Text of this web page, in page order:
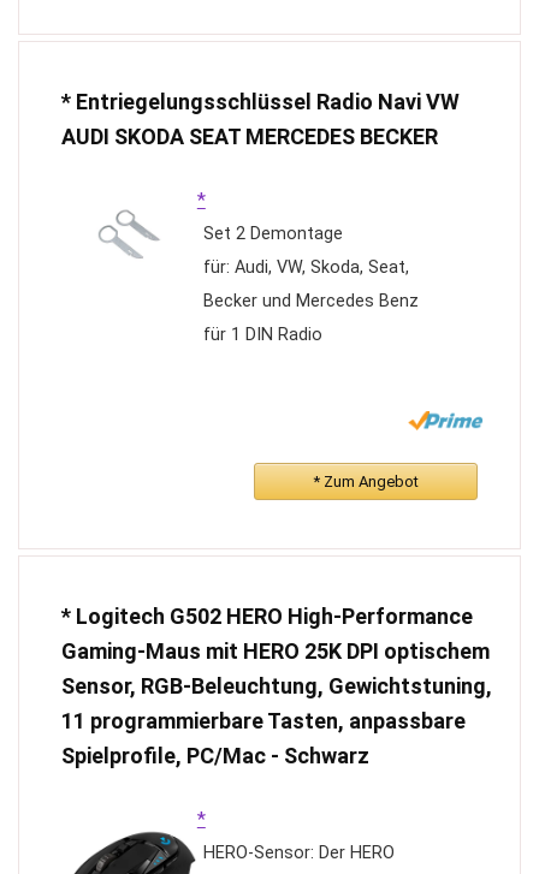
* Entriegelungsschlüssel Radio Navi VW
AUDI SKODA SEAT MERCEDES BECKER
*
Set 2 Demontage
für: Audi, VW, Skoda, Seat,
Becker und Mercedes Benz
für 1 DIN Radio
* Zum Angebot
* Logitech G502 HERO High-Performance
Gaming-Maus mit HERO 25K DPI optischem
Sensor, RGB-Beleuchtung, Gewichtstuning,
11 programmierbare Tasten, anpassbare
Spielprofile, PC/Mac - Schwarz
*
HERO-Sensor: Der HERO